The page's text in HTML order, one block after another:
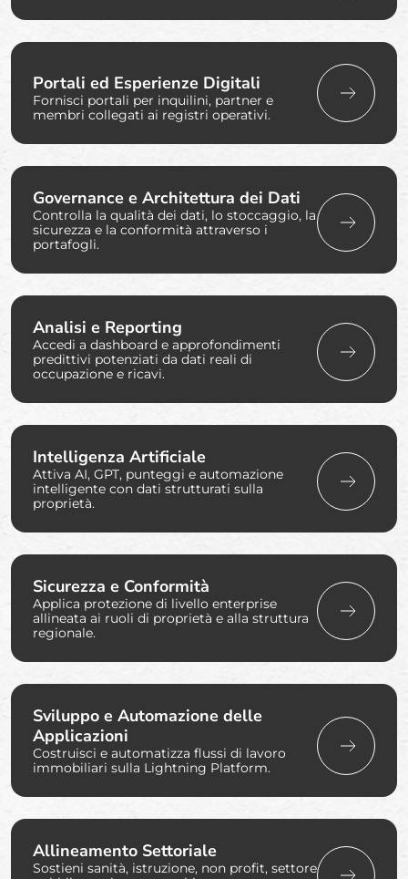
Portali ed Esperienze Digitali
Fornisci portali per inquilini, partner e
membri collegati ai registri operativi.
Governance e Architettura dei Dati
Controlla la qualità dei dati, lo stoccaggio, la
sicurezza e la conformità attraverso i
portafogli.
Analisi e Reporting
Accedi a dashboard e approfondimenti
predittivi potenziati da dati reali di
occupazione e ricavi.
Intelligenza Artificiale
Attiva AI, GPT, punteggi e automazione
intelligente con dati strutturati sulla
proprietà.
Sicurezza e Conformità
Applica protezione di livello enterprise
allineata ai ruoli di proprietà e alla struttura
regionale.
Sviluppo e Automazione delle
Applicazioni
Costruisci e automatizza flussi di lavoro
immobiliari sulla Lightning Platform.
Allineamento Settoriale
Sostieni sanità, istruzione, non profit, settore